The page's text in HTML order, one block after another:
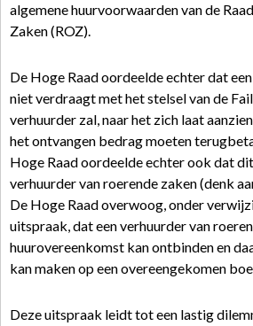
algemene huurvoorwaarden van de
Zaken (ROZ).
De Hoge Raad oordeelde echter dat
niet verdraagt met het stelsel van de
verhuurder zal, naar het zich laat
het ontvangen bedrag moeten
Hoge Raad oordeelde echter ook dat
verhuurder van roerende zaken (denk
De Hoge Raad overwoog, onder
uitspraak, dat een verhuurder van
huurovereenkomst kan ontbinden en
kan maken op een overeengekomen
Deze uitspraak leidt tot een lastig